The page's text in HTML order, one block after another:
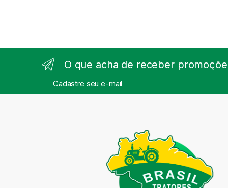
O que acha de receber
Cadastre seu e-mail